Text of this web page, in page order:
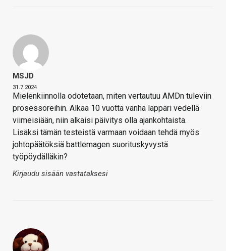
MSJD
31.7.2024
Mielenkiinnolla odotetaan, miten vertautuu AMDn tuleviin
prosessoreihin. Alkaa 10 vuotta vanha läppäri vedellä
viimeisiään, niin alkaisi päivitys olla ajankohtaista.
Lisäksi tämän testeistä varmaan voidaan tehdä myös
johtopäätöksiä battlemagen suorituskyvystä
työpöydälläkin?
Kirjaudu sisään vastataksesi